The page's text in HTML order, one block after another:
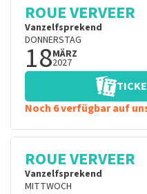
ROUE VERVEER
Vanzelfsprekend
DONNERSTAG
18MÄRZ
2027
Noch 6 verfügbar auf
ROUE VERVEER
Vanzelfsprekend
MITTWOCH